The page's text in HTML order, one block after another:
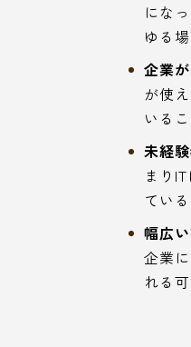
にな
ゆる
企業
が使
いる
未経
まり
てい
幅広
企業
れる